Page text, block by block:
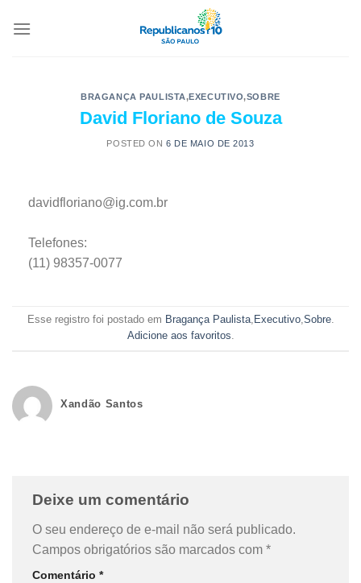
BRAGANÇA PAULISTA,EXECUTIVO,SOBRE
David Floriano de Souza
POSTED ON6 DE MAIO DE 2013
davidfloriano@ig.com.br
Telefones:
(11) 98357-0077
Esse registro foi postado em Bragança Paulista, Executivo, Sobre.
Adicione aos favoritos
Xandão Santos
Deixe um comentário
O seu endereço de e-mail não será publicado.
Campos obrigatórios são marcados com *
Comentário *